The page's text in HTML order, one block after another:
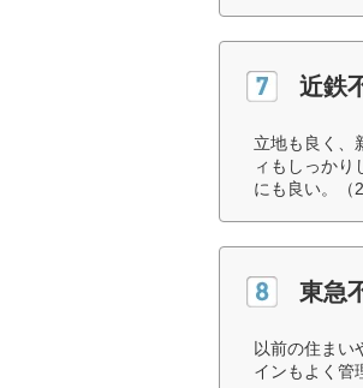
近鉄
立地も良く、
ィもしっかり
にも良い。（
東急
以前の住まい
インもよく管